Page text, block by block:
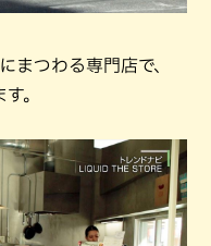
まつわる専門店で、
。